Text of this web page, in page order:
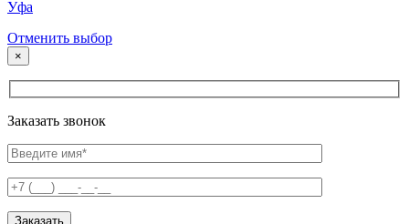
Уфа
Отменить выбор
×
Заказать звонок